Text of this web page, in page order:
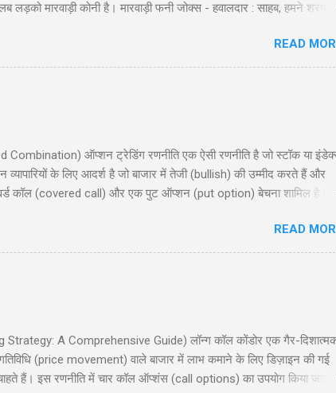
मारवाड़ी कोनी है। मारवाड़ी फनी जोक्स - हवालदार : साहब, हमने शराब
जा री सुं धणी- तो इत्तो मेकअप क्यूँ करयो है लुगाई- काल अख़बार म्हें म्हारो
से गाँव की छोटी स्कूल में पहुंचे और निरिक्षण शुरू किया । निरीक्षक लड़कों से:
READ
ऑप्शन ट्रेडिंग रणनीति एक ऐसी रणनीति है जो स्टॉक या
के लिए आदर्श है जो बाजार में तेजी (bullish) की उम्मीद करते हैं और
कॉल (covered call) और एक पुट ऑप्शन (put option) बेचना शामिल है।
चाहते हैं। हमारा उद्देश्य आपको इस रणनीति को समझने और इसे प्रभावी ढंग से लागू
क्या है? (What is Covered Combination?) ...
READ
Strategy: A Comprehensive Guide) लॉन्ग कॉल कोंडोर एक गैर-
(price movement) वाले बाजार में लाभ कमाने के लिए डिज़ाइन की गई
हैं। इस रणनीति में चार कॉल ऑप्शंस (call options) का उपयोग किया जाता